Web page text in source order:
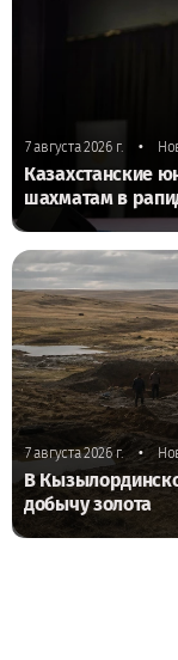
7 августа 2026 г. •
Казахстанские
шахматам в
7 августа 2026 г. •
В
добычу золота